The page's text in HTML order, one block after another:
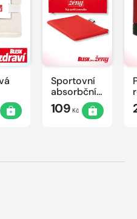
Sportovní
absorbční
ručník
109 Kč